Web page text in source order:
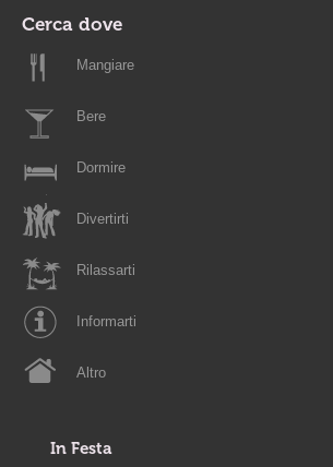
Cerca dove
Mangiare
Bere
Dormire
Divertirti
Rilassarti
Informarti
Altro
In Festa